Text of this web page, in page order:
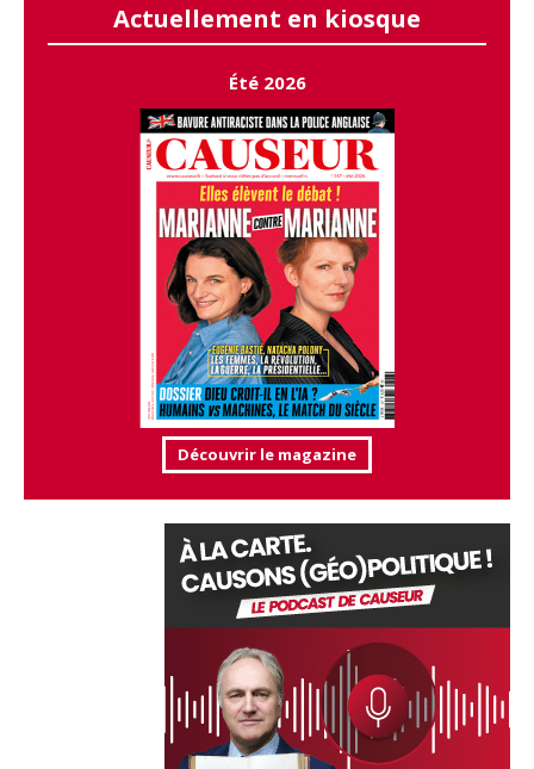
Actuellement en kiosque
Été 2026
Découvrir le magazine